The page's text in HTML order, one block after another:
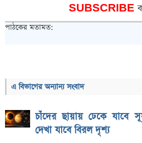
SUBSCRIBE
পাঠকের মতামত:
এ বিভাগের অন্যান্য সংবাদ
চাঁদের ছায়ায় ঢেকে যাবে
দেখা যাবে বিরল দৃশ্য